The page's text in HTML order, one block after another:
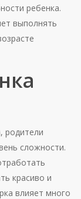
ребенка.
выполнять
родители
сложности.
красиво и
влияет много